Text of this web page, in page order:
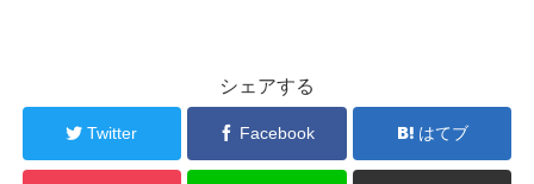
シェアする
Twitter Facebook はてブ